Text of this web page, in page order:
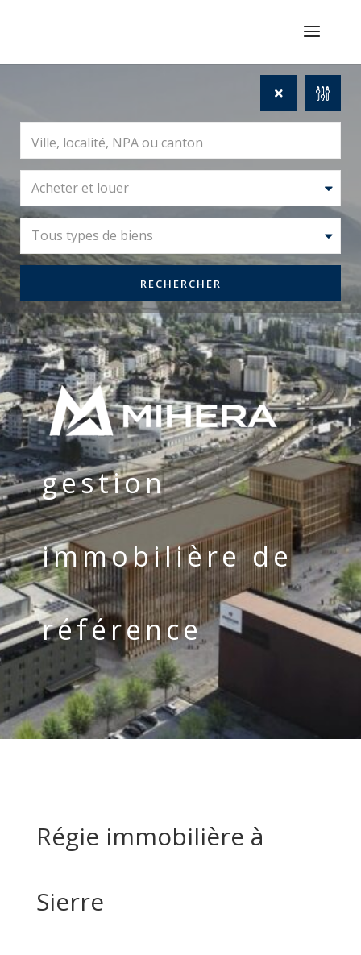
Acheter et louer
Tous types de biens
gestion
immobilière de
référence
Régie immobilière à
Sierre